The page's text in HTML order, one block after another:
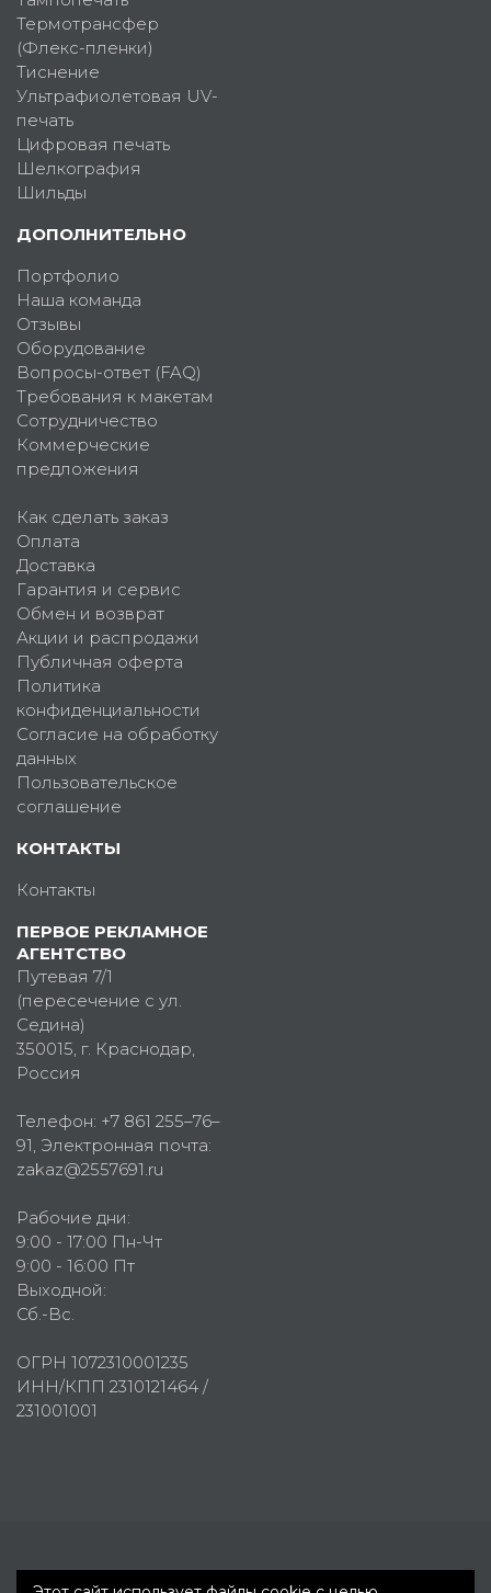
Термотрансфер
(Флекс-пленки)
Тиснение
Ультрафиолетовая UV-
печать
Цифровая печать
Шелкография
Шильды
ДОПОЛНИТЕЛЬНО
Портфолио
Наша команда
Отзывы
Оборудование
Вопросы-ответ (FAQ)
Требования к макетам
Сотрудничество
Коммерческие
предложения
Как сделать заказ
Оплата
Доставка
Гарантия и сервис
Обмен и возврат
Акции и распродажи
Публичная оферта
Политика
конфиденциальности
Согласие на обработку
данных
Пользовательское
соглашение
КОНТАКТЫ
Контакты
ПЕРВОЕ РЕКЛАМНОЕ
АГЕНТСТВО
Путевая 7/1
(пересечение с ул.
Седина)
350015, г. Краснодар,
Россия
Телефон: +7 861 255–76–
91, Электронная почта:
zakaz@2557691.ru
Рабочие дни:
9:00 - 17:00 Пн-Чт
9:00 - 16:00 Пт
Выходной:
Сб.-Вс.
ОГРН 1072310001235
ИНН/КПП 2310121464 /
231001001